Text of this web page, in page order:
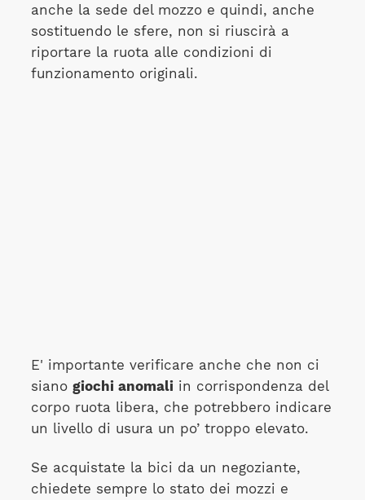
anche la sede del mozzo e quindi, anche
sostituendo le sfere, non si riuscirà a
riportare la ruota alle condizioni di
funzionamento originali.
E' importante verificare anche che non ci
siano giochi anomaliin corrispondenza del
corpo ruota libera, che potrebbero indicare
un livello di usura un po’ troppo elevato.
Se acquistate la bici da un negoziante,
chiedete sempre lo stato dei mozzi e